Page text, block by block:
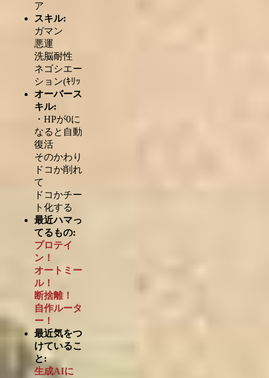
ア
スキル:
ガマン
悪運
洗脳耐性
ネゴシエー
ション(ｷﾘｯ
オーバース
キル:
・HPが0に
なると自動
復活
そのかわり
ドコか削れ
て
ドコかチー
ト化する
最近ハマっ
てるもの:
プロテイ
ン！
オートミー
ル！
断捨離！
自作ルータ
ー！
最近気をつ
けているこ
と:
生成AIに